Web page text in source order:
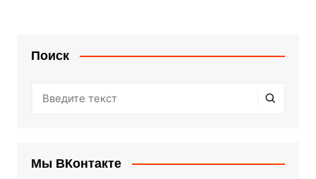
Поиск
Мы ВКонтакте